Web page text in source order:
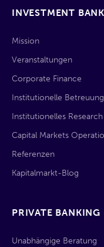
INVESTMENT
Mission
Veranstaltungen
Corporate Finance
Institutionelle Betreuung
Institutionelles Research
Capital Markets
Referenzen
Kapitalmarkt-Blog
PRIVATE BANKING
Unabhängige Beratung